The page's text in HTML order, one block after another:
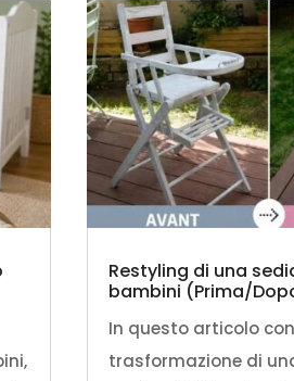
Restyling di una
bambini (Prima/
In questo articolo
trasformazione di